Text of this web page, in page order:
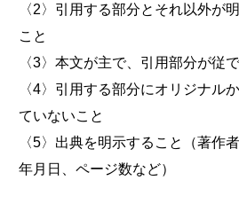
〈2〉引用する部分とそれ以外が
こと
〈3〉本文が主で、引用部分が従
〈4〉引用する部分にオリジナル
ていないこと
〈5〉出典を明示すること（著作
年月日、ページ数など）